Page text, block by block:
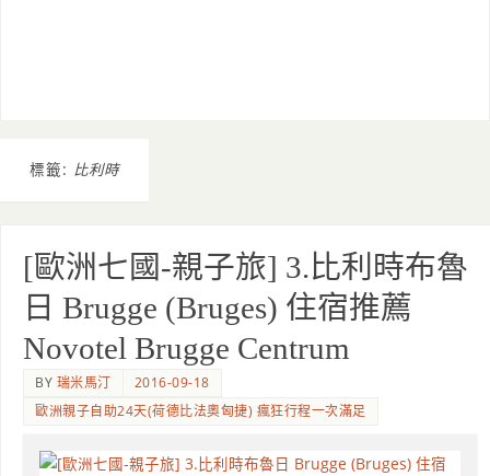
標籤: 比利時
[歐洲七國-親子旅] 3.比利時布魯
日 Brugge (Bruges) 住宿推薦
Novotel Brugge Centrum
BY 瑞米馬汀
2016-09-18
歐洲親子自助24天(荷德比法奧匈捷) 瘋狂行程一次滿足